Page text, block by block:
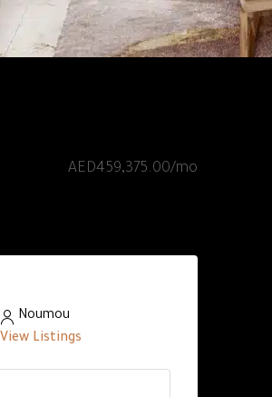
AED459,375.00/mo
Noumou
View Listings